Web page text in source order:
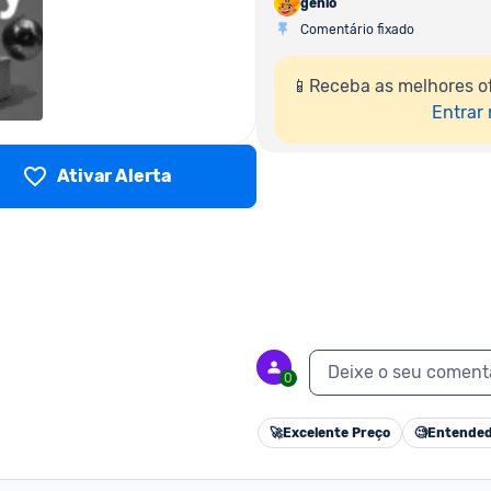
Ativar Alerta
genio
Comentário fixado
📱Receba as melhores
Entrar
0 Deixe o seu
🚀Excelente Preço 🧐